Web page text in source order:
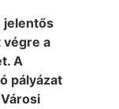
jelentős
a
A
pályázat